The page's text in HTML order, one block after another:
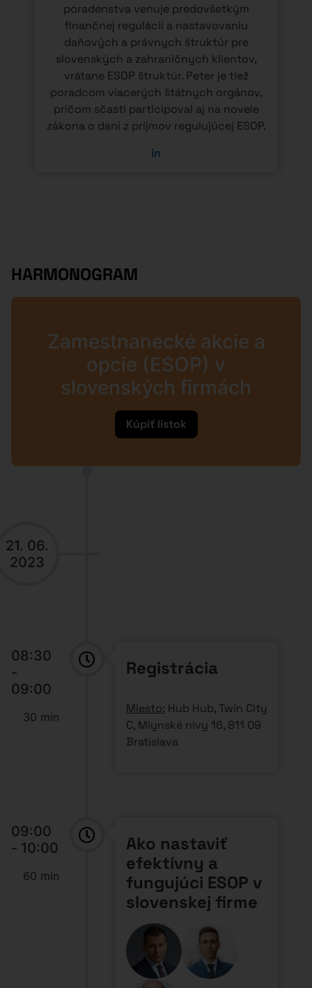
poradenstva venuje predovšetkým
finančnej regulácií a nastavovaniu
daňových a právnych štruktúr pre
slovenských a zahraničných klientov,
vrátane ESOP štruktúr. Peter je tiež
poradcom viacerých štátnych orgánov,
pričom sčasti participoval aj na novele
zákona o dani z príjmov regulujúcej ESOP.
in
HARMONOGRAM
Zamestnanecké akcie a
opcie (ESOP) v
slovenských firmách
Kúpiť lístok
21. 06.
2023
08:30
-
09:00
30 min
Registrácia
Miesto: Hub Hub, Twin City
C, Mlynské nivy 16, 811 09
Bratislava
09:00
- 10:00
60 min
Ako nastaviť
efektívny a
fungujúci ESOP v
slovenskej firme